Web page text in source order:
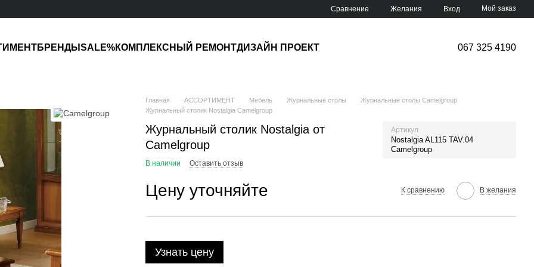
Сравнение Желания Вход Мой заказ
БРЕНДЫ SALE%КОМПЛЕКСНЫЙ РЕМОНТДИЗАЙН ПРОЕКТ 067 325 4190
Главная АССОРТИМЕНТ Мебель Журнальные столы
Журнальные столы Camelgroup
Журнальный столик Nostalgia Camelgroup
Журнальный столик Nostalgia от
Camelgroup
Артикул
Nostalgia AL115 TAV.04
Camelgroup
В наличии Оставить отзыв
Цену уточняйте К сравнению В желания
Узнать цену